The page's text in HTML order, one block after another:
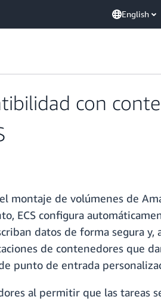
English
con
montaje de volúmenes de
ECS configura
datos de forma segura
de contenedores que
punto de entrada
al permitir que las tareas